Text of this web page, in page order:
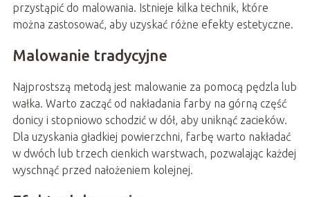
przystąpić do malowania. Istnieje kilka technik, które
można zastosować, aby uzyskać różne efekty estetyczne.
Malowanie tradycyjne
Najprostszą metodą jest malowanie za pomocą pędzla lub
wałka. Warto zacząć od nakładania farby na górną część
donicy i stopniowo schodzić w dół, aby uniknąć zacieków.
Dla uzyskania gładkiej powierzchni, farbę warto nakładać
w dwóch lub trzech cienkich warstwach, pozwalając każdej
wyschnąć przed nałożeniem kolejnej.